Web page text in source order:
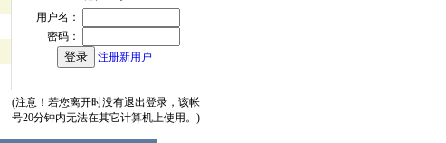
用户名：
密码：
注册新用户
(注意！若您离开时没有退出登录，该帐
号20分钟内无法在其它计算机上使用。)